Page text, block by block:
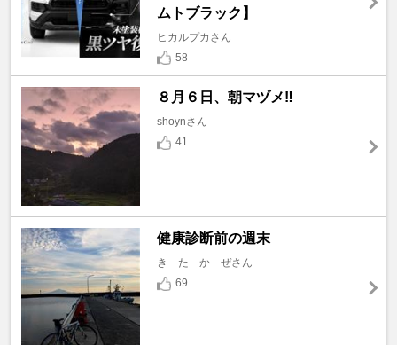
ムトブラック】
ヒカルプカさん
58
８月６日、朝マヅメ‼️
shoynさん
41
健康診断前の週末
き た か ぜさん
69